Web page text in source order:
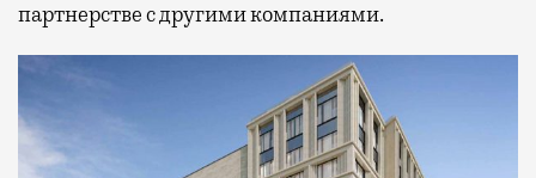
партнерстве с другими компаниями.